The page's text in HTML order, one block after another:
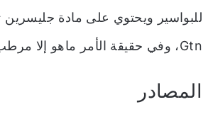
للبواسير ويحتوي على مادة جليسرين
Gtn، وفي حقيقة الأمر ماهو إلا مرطب للجلد.
المصادر